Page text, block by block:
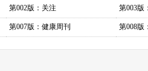
第002版：关注 第003版
第007版：健康周刊 第008版